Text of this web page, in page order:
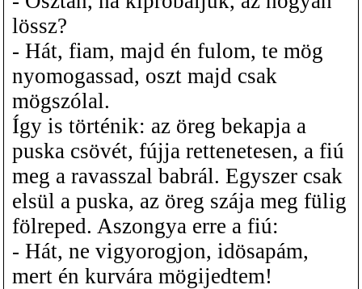
lössz?
- Hát, fiam, majd én fulom, te mög
nyomogassad, oszt majd csak
mögszólal.
Így is történik: az öreg bekapja a
puska csövét, fújja rettenetesen, a fiú
meg a ravasszal babrál. Egyszer csak
elsül a puska, az öreg szája meg fülig
fölreped. Aszongya erre a fiú:
- Hát, ne vigyorogjon, idösapám,
mert én kurvára mögijedtem!